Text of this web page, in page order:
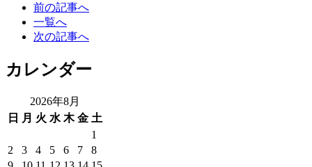
前の記事へ
一覧へ
次の記事へ
カレンダー
2026年8月
日
月 火 水 木 金 土
1
2
3 4 5 6 7
8